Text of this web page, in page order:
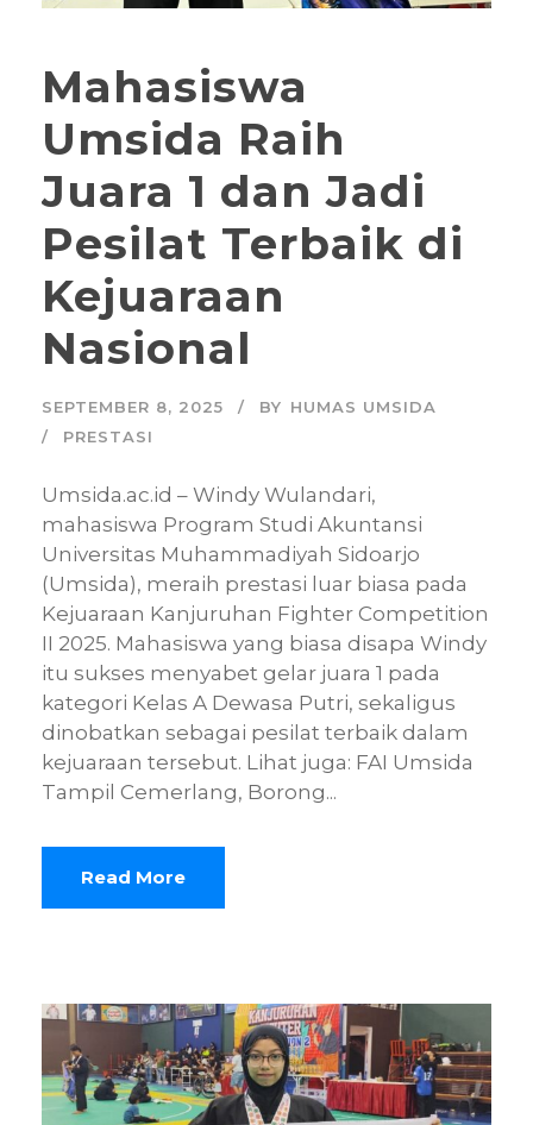
Mahasiswa
Umsida Raih
Juara 1 dan Jadi
Pesilat Terbaik di
Kejuaraan
Nasional
SEPTEMBER 8, 2025 BY HUMAS UMSIDA
PRESTASI
Umsida.ac.id – Windy Wulandari,
mahasiswa Program Studi Akuntansi
Universitas Muhammadiyah Sidoarjo
(Umsida), meraih prestasi luar biasa pada
Kejuaraan Kanjuruhan Fighter Competition
II 2025. Mahasiswa yang biasa disapa Windy
itu sukses menyabet gelar juara 1 pada
kategori Kelas A Dewasa Putri, sekaligus
dinobatkan sebagai pesilat terbaik dalam
kejuaraan tersebut. Lihat juga: FAI Umsida
Tampil Cemerlang, Borong...
Read More